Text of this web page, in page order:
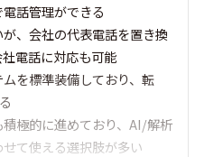
話管理ができる
、会社の代表電話を置き換
電話に対応も可能
を標準装備しており、転
積極的に進めており、AI/解析
て使える選択肢が多い